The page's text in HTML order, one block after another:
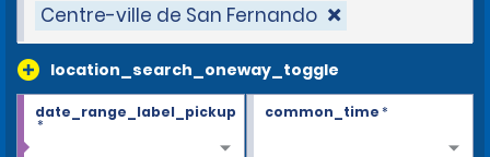
Centre-ville de San Fernando
location_search_oneway_toggle
date_range_label_pickup
*
common_time*